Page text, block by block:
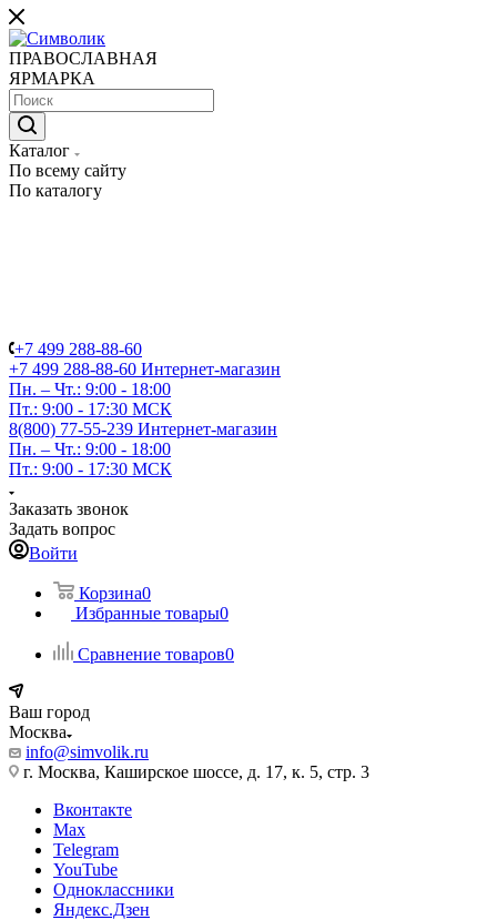
ПРАВОСЛАВНАЯ
ЯРМАРКА
Каталог
По всему сайту
По каталогу
+7 499 288-88-60
+7 499 288-88-60 Интернет-магазин
Пн. – Чт.: 9:00 - 18:00
Пт.: 9:00 - 17:30 МСК
8(800) 77-55-239 Интернет-магазин
Пн. – Чт.: 9:00 - 18:00
Пт.: 9:00 - 17:30 МСК
Заказать звонок
Задать вопрос
Войти
Корзина0
Избранные товары0
Сравнение товаров0
Ваш город
Москва
info@simvolik.ru
г. Москва, Каширское шоссе, д. 17, к. 5, стр. 3
Вконтакте
Max
Telegram
YouTube
Одноклассники
Яндекс.Дзен